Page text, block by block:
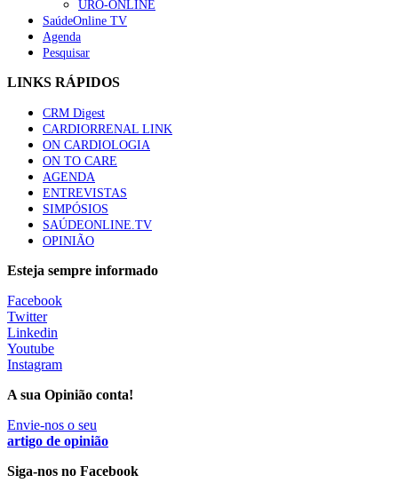
custo-efetivos e representam um investimento
sustentável para os sistemas de saúde”
88 visualizações
Quase quatro em cada dez doentes com enfarte
86 visualizações
Trodelvy aprovado para primeira linha no cancro da
mama triplo negativo metastático em doentes não
elegíveis para inibidores PD-(L)1
61 visualizações
MAIS NOTÍCIAS
Estudo relaciona exposição a pesticidas na infância com idade
da primeira menstruação
28 Jul, 2026
28 Jul, 2026|0 Comments
URO-ONLINE
SaúdeOnline TV
Agenda
Pesquisar
LINKS RÁPIDOS
CRM Digest
CARDIORRENAL LINK
ON CARDIOLOGIA
ON TO CARE
AGENDA
ENTREVISTAS
SIMPÓSIOS
SAÚDEONLINE.TV
OPINIÃO
Esteja sempre informado
Facebook
Twitter
Linkedin
Youtube
Instagram
A sua Opinião conta!
Envie-nos o seu
artigo de opinião
Siga-nos no Facebook